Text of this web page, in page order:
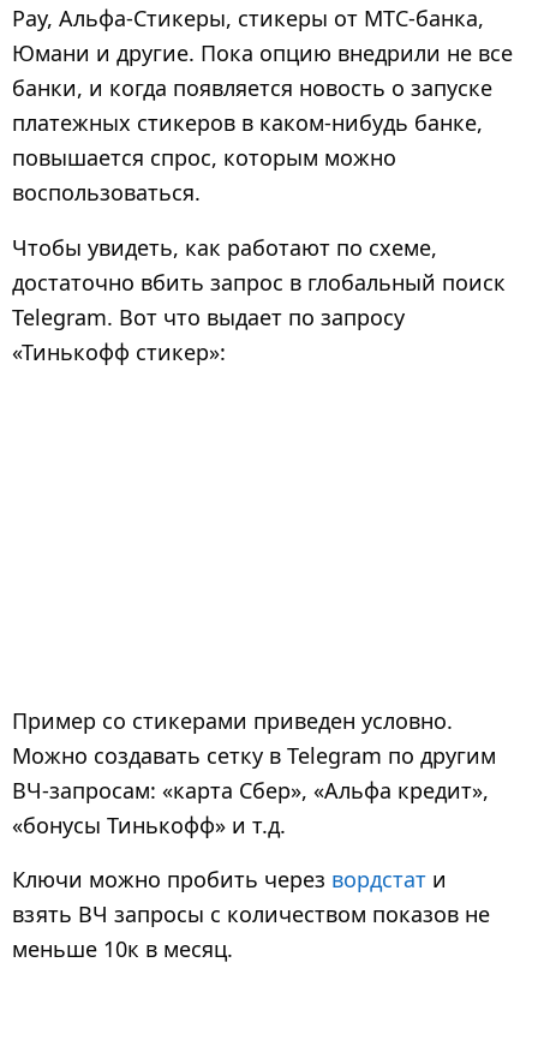
Pay, Альфа-Стикеры, стикеры от МТС-банка,
Юмани и другие. Пока опцию внедрили не все
банки, и когда появляется новость о запуске
платежных стикеров в каком-нибудь банке,
повышается спрос, которым можно
воспользоваться.
Чтобы увидеть, как работают по схеме,
достаточно вбить запрос в глобальный поиск
Telegram. Вот что выдает по запросу
«Тинькофф стикер»:
Пример со стикерами приведен условно.
Можно создавать сетку в Telegram по другим
ВЧ-запросам: «карта Сбер», «Альфа кредит»,
«бонусы Тинькофф» и т.д.
Ключи можно пробить через вордстат и
взять ВЧ запросы с количеством показов не
меньше 10к в месяц.